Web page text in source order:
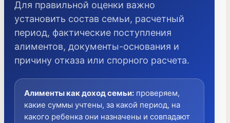
Для правильной оценки важно
установить состав семьи, расчетный
период, фактические поступления
алиментов, документы-основания и
причину отказа или спорного расчета.
Алименты как доход семьи: проверяем,
какие суммы учтены, за какой период, на
какого ребенка они назначены и совпадают